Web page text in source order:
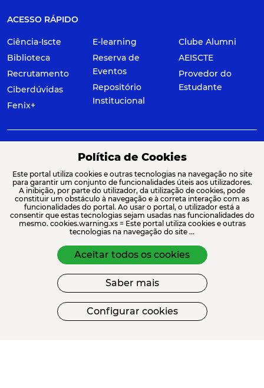
ACESSO RÁPIDO
Ciência-Iscte
Biblioteca
Recrutamento
Ciberdúvidas
Fenix+
E-learning
Reserva de
Eventos
Repositório
Institucional
Clube Alumni
AEISCTE
Provedor do
Estudante
Avenida das Forças Armadas, 1649-026 Lisboa | +351 217 903 000 |
Elogios, Sugestões e Reclamações
Termos e condições
Canal de denúncia
ACREDITAÇÕES E ASSOCIAÇÕES
Política de Cookies
Este portal utiliza cookies e outras tecnologias na navegação no site
para garantir um conjunto de funcionalidades úteis aos utilizadores.
A inibição, por parte do utilizador, da utilização de cookies, pode
constituir um obstáculo à navegação e à correta interação com as
funcionalidades do portal. Ao usar o portal, o utilizador está a
consentir que estas tecnologias sejam usadas nas funcionalidades do
mesmo. cookies.warning.xs = Este portal utiliza cookies e outras
tecnologias na navegação do site ...
Aceitar todos os cookies
Saber mais
Configurar cookies